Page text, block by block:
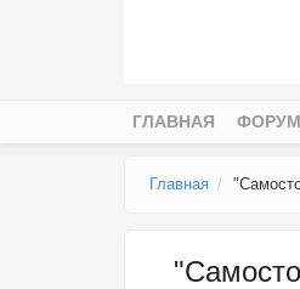
ГЛАВНАЯ ФОРУМ
Главная